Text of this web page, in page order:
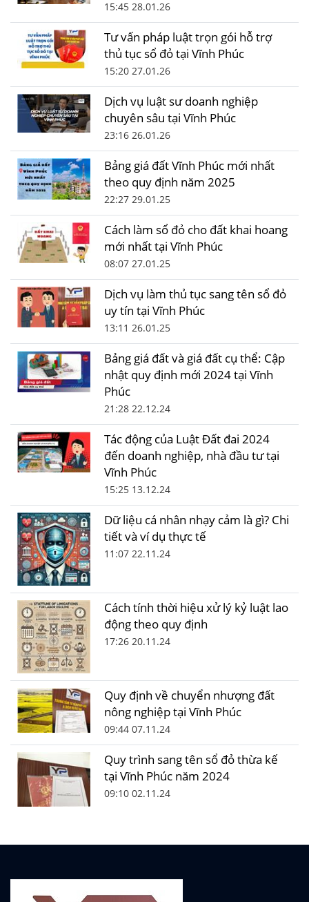
15:45 28.01.26
Tư vấn pháp luật trọn gói hỗ trợ
thủ tục sổ đỏ tại Vĩnh Phúc
15:20 27.01.26
Dịch vụ luật sư doanh nghiệp
chuyên sâu tại Vĩnh Phúc
23:16 26.01.26
Bảng giá đất Vĩnh Phúc mới nhất
theo quy định năm 2025
22:27 29.01.25
Cách làm sổ đỏ cho đất khai hoang
mới nhất tại Vĩnh Phúc
08:07 27.01.25
Dịch vụ làm thủ tục sang tên sổ đỏ
uy tín tại Vĩnh Phúc
13:11 26.01.25
Bảng giá đất và giá đất cụ thể: Cập
nhật quy định mới 2024 tại Vĩnh
Phúc
21:28 22.12.24
Tác động của Luật Đất đai 2024
đến doanh nghiệp, nhà đầu tư tại
Vĩnh Phúc
15:25 13.12.24
Dữ liệu cá nhân nhạy cảm là gì? Chi
tiết và ví dụ thực tế
11:07 22.11.24
Cách tính thời hiệu xử lý kỷ luật lao
động theo quy định
17:26 20.11.24
Quy định về chuyển nhượng đất
nông nghiệp tại Vĩnh Phúc
09:44 07.11.24
Quy trình sang tên sổ đỏ thừa kế
tại Vĩnh Phúc năm 2024
09:10 02.11.24